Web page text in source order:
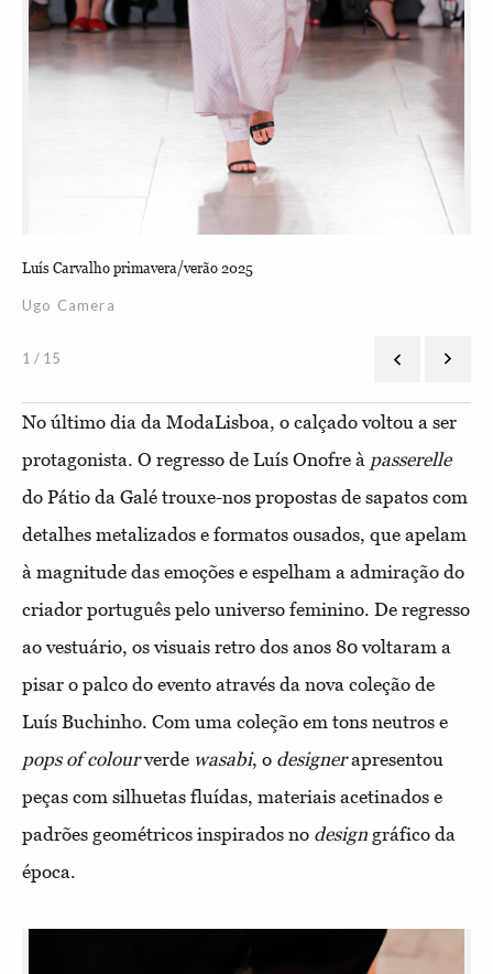
Luís Carvalho primavera/verão 2025
Ugo Camera
1 / 15
No último dia da ModaLisboa, o calçado voltou a ser
protagonista. O regresso de Luís Onofre à passerelle
do Pátio da Galé trouxe-nos propostas de sapatos com
detalhes metalizados e formatos ousados, que apelam
à magnitude das emoções e espelham a admiração do
criador português pelo universo feminino. De regresso
ao vestuário, os visuais retro dos anos 80 voltaram a
pisar o palco do evento através da nova coleção de
Luís Buchinho. Com uma coleção em tons neutros e
pops of colourverde wasabi, o designerapresentou
peças com silhuetas fluídas, materiais acetinados e
padrões geométricos inspirados no design gráfico da
época.